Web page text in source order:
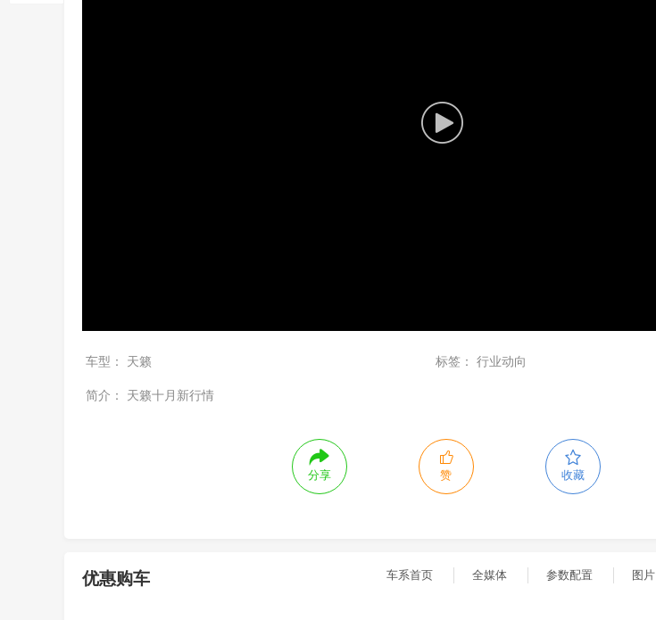
车型： 天籁 标签： 行业动向
简介： 天籁十月新行情
分享 赞 收藏
优惠购车 车系首页 全媒体 参数配置 图片